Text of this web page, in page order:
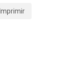
Imprimir